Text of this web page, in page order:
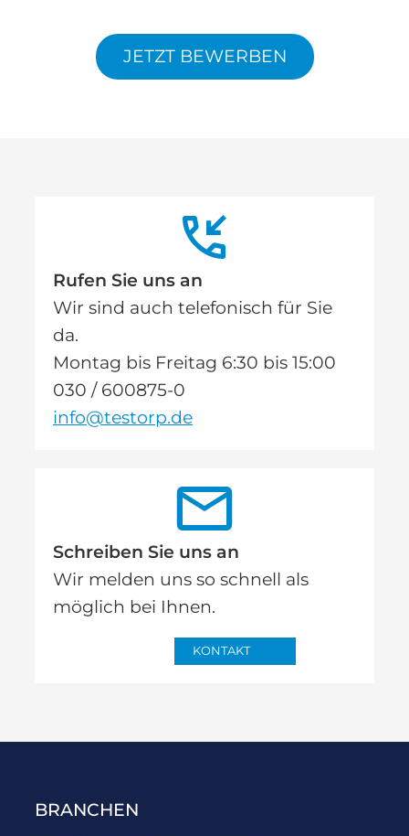
JETZT BEWERBEN
Rufen Sie uns an
Wir sind auch telefonisch für Sie
da.
Montag bis Freitag 6:30 bis 15:00
030 / 600875-0
info@testorp.de
Schreiben Sie uns an
Wir melden uns so schnell als
möglich bei Ihnen.
KONTAKT
BRANCHEN